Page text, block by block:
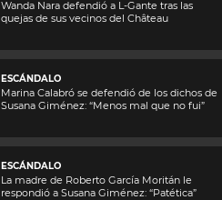
Wanda Nara defendió a L-Gante tras las
quejas de sus vecinos del Château
ESCÁNDALO
Marina Calabró se defendió de los dichos de
Susana Giménez: “Menos mal que no fui”
ESCÁNDALO
La madre de Roberto García Moritán le
respondió a Susana Giménez: “Patética”